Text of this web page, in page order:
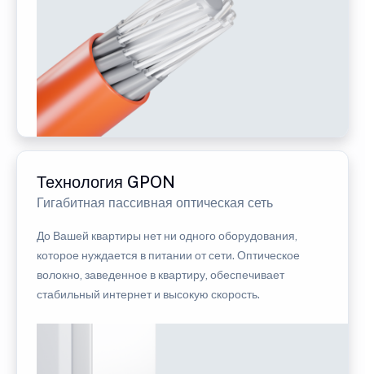
Технология GPON
Гигабитная пассивная оптическая сеть
До Вашей квартиры нет ни одного оборудования,
которое нуждается в питании от сети. Оптическое
волокно, заведенное в квартиру, обеспечивает
стабильный интернет и высокую скорость.